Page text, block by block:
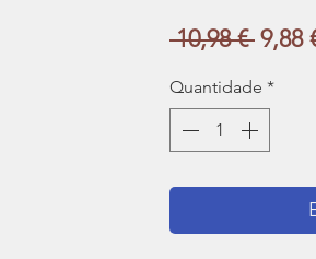
10,98 € Preço
9,88
Quantidade *